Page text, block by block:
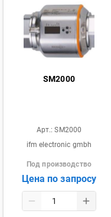
SM2000
Арт.:SM2000
ifm electronic gmbh
Под производство
Цена по запросу